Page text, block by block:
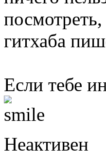
гитхаба
Если тебе
Неактивен